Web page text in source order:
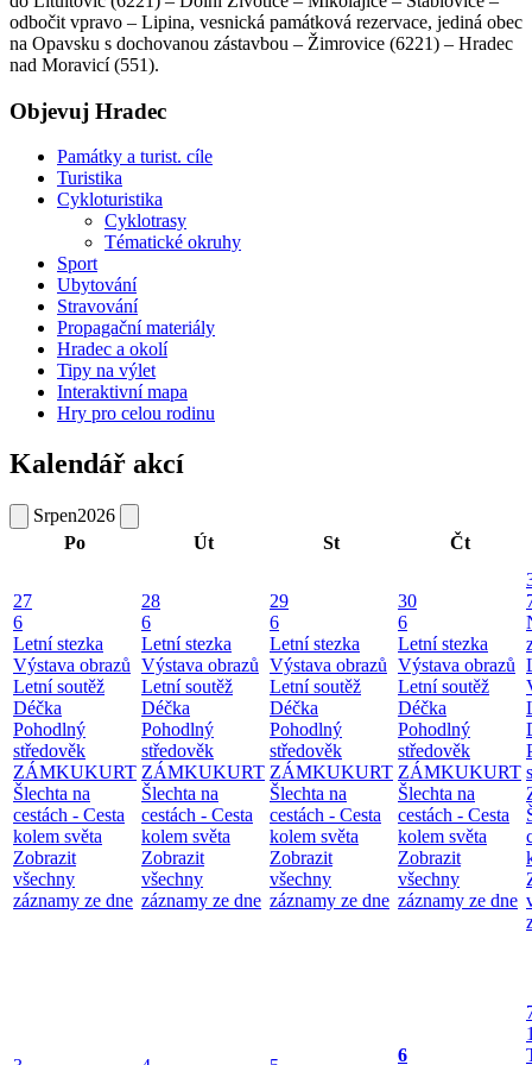
odbočit vpravo – Lipina, vesnická památková rezervace, jediná obec
na Opavsku s dochovanou zástavbou – Žimrovice (6221) – Hradec
nad Moravicí (551).
Objevuj Hradec
Památky a turist. cíle
Turistika
Cykloturistika
Cyklotrasy
Tématické okruhy
Sport
Ubytování
Stravování
Propagační materiály
Hradec a okolí
Tipy na výlet
Interaktivní mapa
Hry pro celou rodinu
Kalendář akcí
Srpen2026
Po
Út St Čt
27
6
Letní stezka
Výstava obrazů
Letní soutěž
Déčka
Pohodlný
středověk
ZÁMKUKURT
Šlechta na
cestách - Cesta
kolem světa
Zobrazit
všechny
záznamy ze dne
28
6
Letní stezka
Výstava obrazů
Letní soutěž
Déčka
Pohodlný
středověk
ZÁMKUKURT
Šlechta na
cestách - Cesta
kolem světa
Zobrazit
všechny
záznamy ze dne
29
6
Letní stezka
Výstava obrazů
Letní soutěž
Déčka
Pohodlný
středověk
ZÁMKUKURT
Šlechta na
cestách - Cesta
kolem světa
Zobrazit
všechny
záznamy ze dne
30
6
Letní stezka
Výstava obrazů
Letní soutěž
Déčka
Pohodlný
středověk
ZÁMKUKURT
Šlechta na
cestách - Cesta
kolem světa
Zobrazit
všechny
záznamy ze dne
6